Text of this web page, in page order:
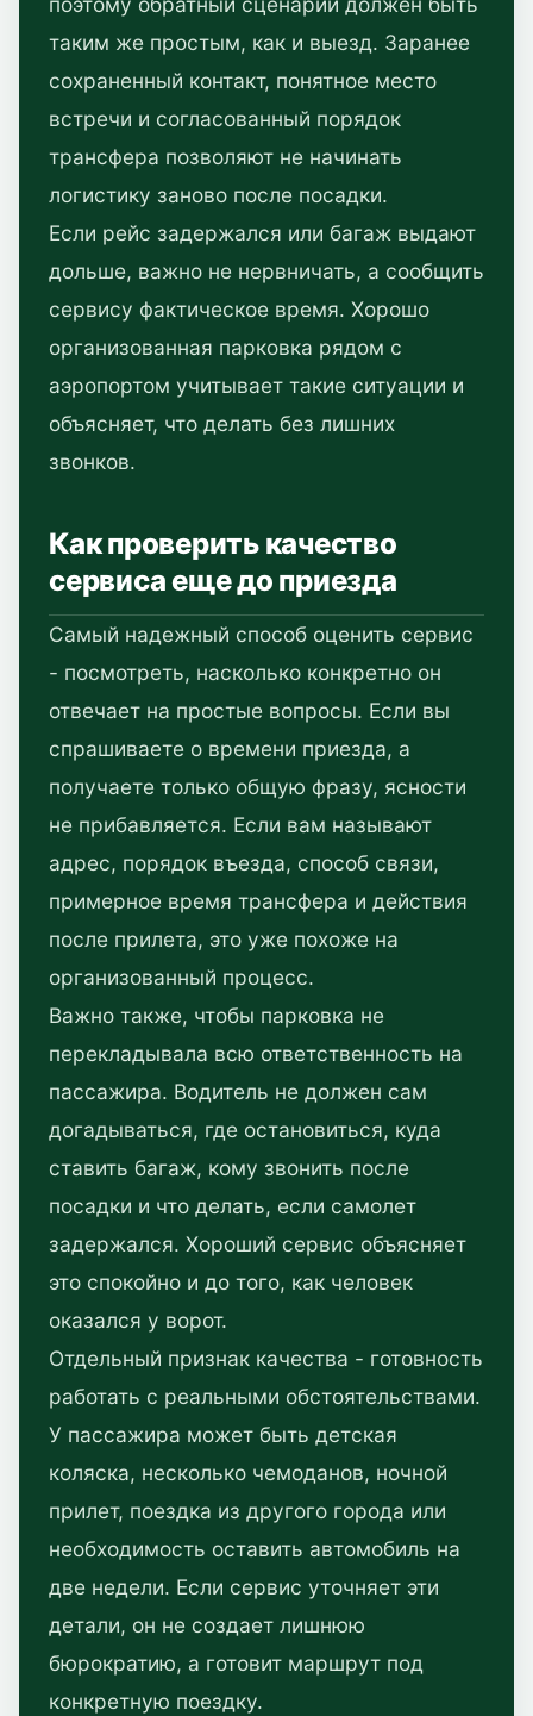
таким же простым, как и выезд. Заранее
сохраненный контакт, понятное место
встречи и согласованный порядок
трансфера позволяют не начинать
логистику заново после посадки.
Если рейс задержался или багаж выдают
дольше, важно не нервничать, а сообщить
сервису фактическое время. Хорошо
организованная парковка рядом с
аэропортом учитывает такие ситуации и
объясняет, что делать без лишних
звонков.
Как проверить качество
сервиса еще до приезда
Самый надежный способ оценить сервис
- посмотреть, насколько конкретно он
отвечает на простые вопросы. Если вы
спрашиваете о времени приезда, а
получаете только общую фразу, ясности
не прибавляется. Если вам называют
адрес, порядок въезда, способ связи,
примерное время трансфера и действия
после прилета, это уже похоже на
организованный процесс.
Важно также, чтобы парковка не
перекладывала всю ответственность на
пассажира. Водитель не должен сам
догадываться, где остановиться, куда
ставить багаж, кому звонить после
посадки и что делать, если самолет
задержался. Хороший сервис объясняет
это спокойно и до того, как человек
оказался у ворот.
Отдельный признак качества - готовность
работать с реальными обстоятельствами.
У пассажира может быть детская
коляска, несколько чемоданов, ночной
прилет, поездка из другого города или
необходимость оставить автомобиль на
две недели. Если сервис уточняет эти
детали, он не создает лишнюю
бюрократию, а готовит маршрут под
конкретную поездку.